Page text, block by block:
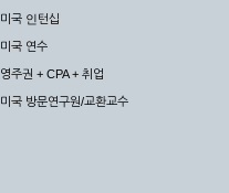
미국 인턴십
미국 연수
영주권 + CPA + 취업
미국 방문연구원/교환교수